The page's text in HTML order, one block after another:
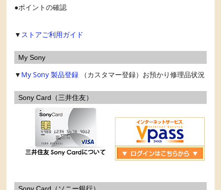
ポイントの確認
▼ ストアご利用ガイド
My Sony
▼ My Sony 製品登録 （カスタマー登録）お預かり修理品状況
Sony Card（三井住友）